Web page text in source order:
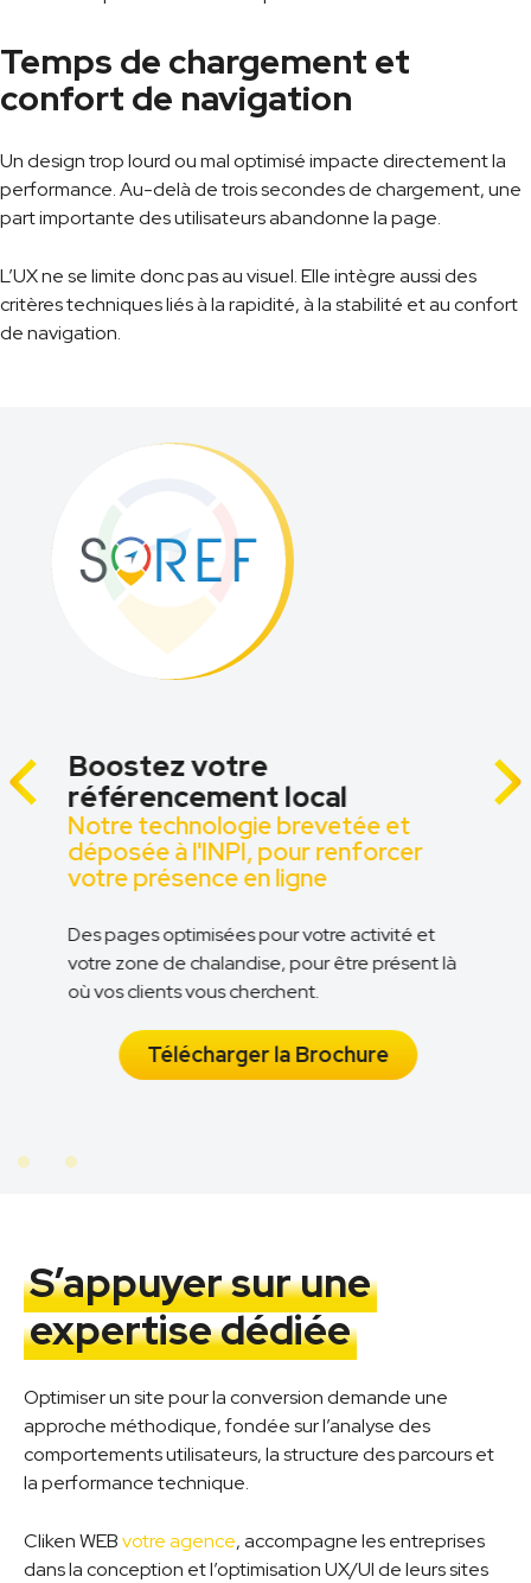
Temps de chargement et
confort de navigation
Un design trop lourd ou mal optimisé impacte directement la
performance. Au-delà de trois secondes de chargement, une
part importante des utilisateurs abandonne la page.
L’UX ne se limite donc pas au visuel. Elle intègre aussi des
critères techniques liés à la rapidité, à la stabilité et au confort
de navigation.
Boostez votre
référencement local
Notre technologie brevetée et
déposée à l'INPI, pour renforcer
votre présence en ligne
Des pages optimisées pour votre activité et
votre zone de chalandise, pour être présent là
où vos clients vous cherchent.
Télécharger la Brochure
S’appuyer sur une
expertise dédiée
Optimiser un site pour la conversion demande une
approche méthodique, fondée sur l’analyse des
comportements utilisateurs, la structure des parcours et
la performance technique.
Cliken WEBvotre agence, accompagne les entreprises
dans la conception et l’optimisation UX/UI de leurs sites